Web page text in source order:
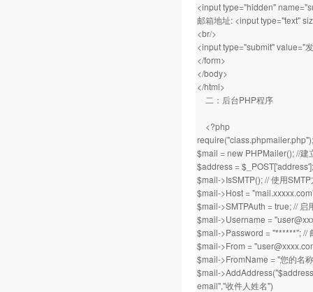
<input type="hidden"
邮箱地址: <input type="text"
<br/>
<input type="submit" value="
</form>
</body>
</html>
二：后台PHP程序
<?php
$mail = new PHPMailer(); //建
$address = $_POST['address'];
$mail->IsSMTP(); // 使用
$mail->Host =
$mail->SMTPAuth = true; // 启
$mail->Username = "
$mail->Password = "******"; //
$mail->From = "
$mail->FromName = "您的名
$mail-
email","收件人姓名")